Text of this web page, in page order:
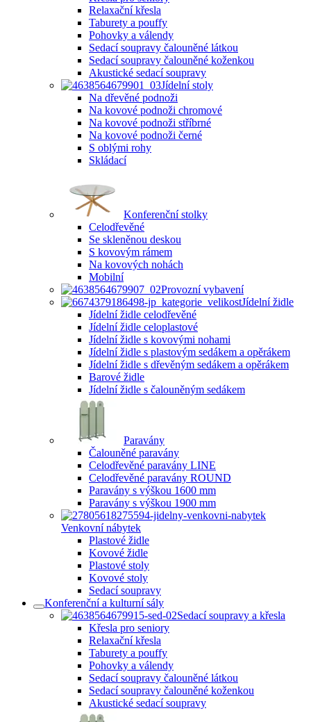
Relaxační křesla
Taburety a pouffy
Pohovky a válendy
Sedací soupravy čalouněné látkou
Sedací soupravy čalouněné koženkou
Akustické sedací soupravy
Jídelní stoly
Na dřevěné podnoži
Na kovové podnoži chromové
Na kovové podnoži stříbrné
Na kovové podnoži černé
S oblými rohy
Skládací
Konferenční stolky
Celodřevěné
Se skleněnou deskou
S kovovým rámem
Na kovových nohách
Mobilní
Provozní vybavení
Jídelní židle
Jídelní židle celodřevěné
Jídelní židle celoplastové
Jídelní židle s kovovými nohami
Jídelní židle s plastovým sedákem a opěrákem
Jídelní židle s dřevěným sedákem a opěrákem
Barové židle
Jídelní židle s čalouněným sedákem
Paravány
Čalouněné paravány
Celodřevěné paravány LINE
Celodřevěné paravány ROUND
Paravány s výškou 1600 mm
Paravány s výškou 1900 mm
Venkovní nábytek
Plastové židle
Kovové židle
Plastové stoly
Kovové stoly
Sedací soupravy
Konferenční a kulturní sály
Sedací soupravy a křesla
Křesla pro seniory
Relaxační křesla
Taburety a pouffy
Pohovky a válendy
Sedací soupravy čalouněné látkou
Sedací soupravy čalouněné koženkou
Akustické sedací soupravy